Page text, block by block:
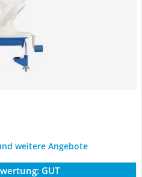
weitere Angebote
GUT